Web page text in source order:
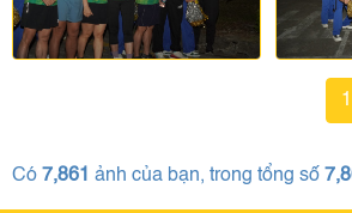
1
Có 7,861 ảnh của bạn, trong tổng số